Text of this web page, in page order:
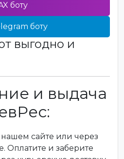
боту
боту
выгодно и
и выдача
сайте или через
Оплатите и заберите